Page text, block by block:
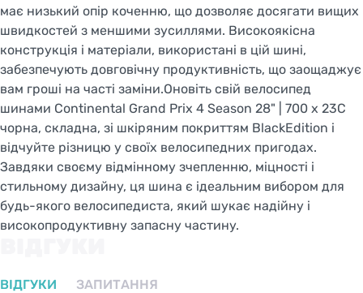
має низький опір коченню, що дозволяє досягати вищих
швидкостей з меншими зусиллями. Високоякісна
конструкція і матеріали, використані в цій шині,
забезпечують довговічну продуктивність, що заощаджує
вам гроші на часті заміни.Оновіть свій велосипед
шинами Continental Grand Prix 4 Season 28" | 700 x 23C
чорна, складна, зі шкіряним покриттям BlackEdition і
відчуйте різницю у своїх велосипедних пригодах.
Завдяки своєму відмінному зчепленню, міцності і
стильному дизайну, ця шина є ідеальним вибором для
будь-якого велосипедиста, який шукає надійну і
високопродуктивну запасну частину.
ВІДГУКИ ЗАПИТАННЯ